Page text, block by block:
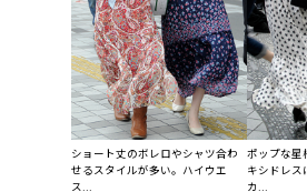
ショート丈のボレロやシャツ合わ
せるスタイルが多い。ハイウエ
ス...
ポップな星
キシドレス
カ...